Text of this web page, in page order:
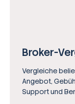
Broker-
Vergleiche
Angebot,
Support und